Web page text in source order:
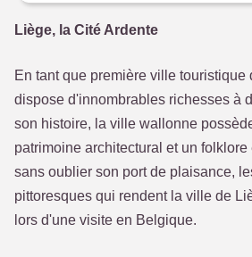
Liège, la Cité Ardente
En tant que première ville touristique
dispose d'innombrables richesses à
son histoire, la ville wallonne
patrimoine architectural et un
sans oublier son port de plaisance,
pittoresques qui rendent la ville de
lors d'une visite en Belgique.